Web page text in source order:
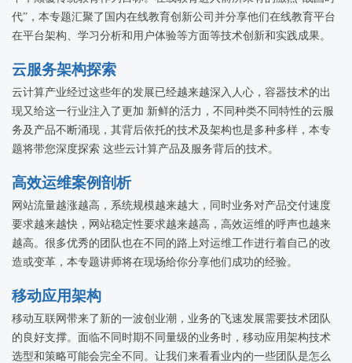
代”，本专题汇聚了国内在线教育创新公司并分享他们在线教育平台
在平台架构、学习分析和用户体验等方面等技术创新和实践成果。
云服务架构探索
云计算产业经过这些年的发展已经越来越深入人心，容器技术的出
现又给这一行业注入了更加 新鲜的活力，不同种类不同特性的云服
务及产品不断涌现，其背后依托的技术及架构也是多种多样，本专
题将带您深度探索 这些云计算产品及服务背后的技术。
高效运维案例剖析
网站流量越涨越高，系统规模越来越大，同时业务对产品交付速度
要求越来越快，网站稳定性要求越来越高，高效运维的呼声也越来
越高。很多优秀的团队也在不同的路上对运维工作进行着自己的改
造或变革，本专题讲师将在现场给你分享他们成功的经验。
移动应用架构
移动互联网带来了新的一波创业潮，业务的飞速发展需要技术团队
的良好支撑。面临不同时期不同量级的业务时，移动应用架构技术
选型和策略可能会完全不同。让我们来看看业内的一些团队是怎么